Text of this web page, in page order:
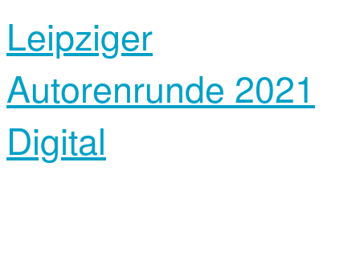
Leipziger
Autorenrunde 2021
Digital